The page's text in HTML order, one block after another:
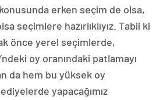
erken seçim de olsa,
seçimlere hazırlıklıyız. Tabii ki
önce yerel seçimlerde,
oy oranındaki patlamayı
da hem bu yüksek oy
yapacağımız